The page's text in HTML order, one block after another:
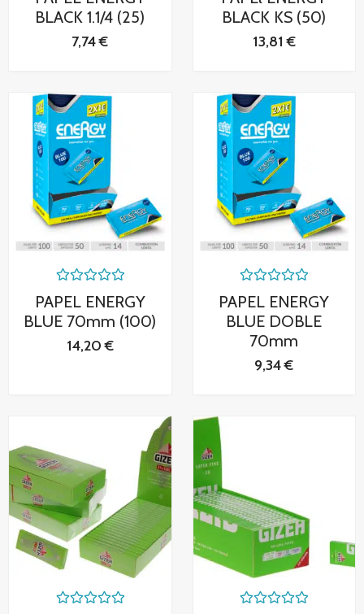
0
de
BLACK 1.1/4 (25)
7,74€
0
de
BLACK KS (50)
13,81€
con
0
de
PAPEL ENERGY
BLUE 70mm (100)
14,20€
con
0
de
PAPEL ENERGY
BLUE DOBLE
70mm
9,34€